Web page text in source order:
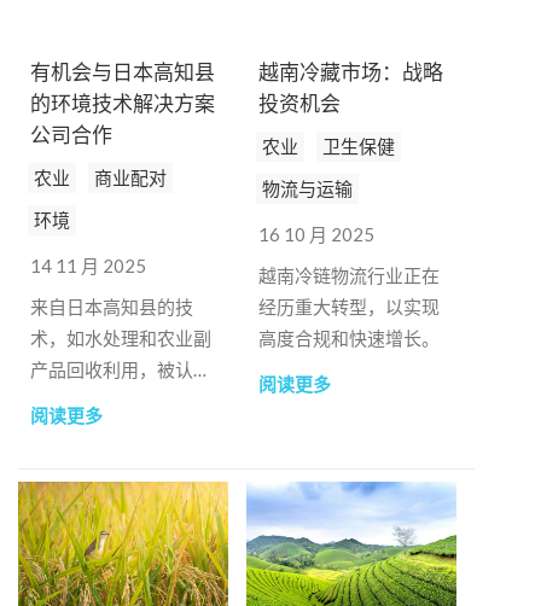
有机会与日本高知县
的环境技术解决方案
公司合作
农业
商业配对
环境
14 11 月 2025
来自日本高知县的技
术，如水处理和农业副
产品回收利用，被认为
与越南相兼容。
阅读更多
越南冷藏市场：战略
投资机会
农业
卫生保健
物流与运输
16 10 月 2025
越南冷链物流行业正在
经历重大转型，以实现
高度合规和快速增长。
阅读更多